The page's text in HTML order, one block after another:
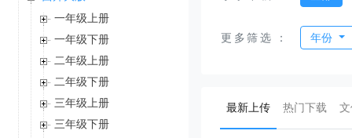
一年级上册
一年级下册
二年级上册
二年级下册
三年级上册
三年级下册
更多筛选 ： 年份
最新上传(current)
热门下载